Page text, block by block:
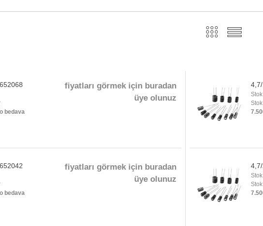
bedava
fiyatları görmek için buradan
üye olunuz
bedava
fiyatları görmek için buradan
üye olunuz